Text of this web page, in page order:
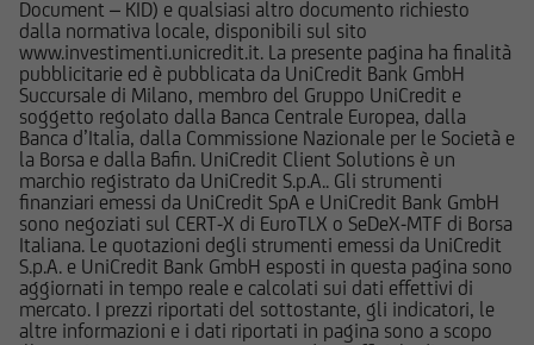
Document – KID) e qualsiasi altro documento richiesto
dalla normativa locale, disponibili sul sito
www.investimenti.unicredit.it. La presente pagina ha finalità
pubblicitarie ed è pubblicata da UniCredit Bank GmbH
Succursale di Milano, membro del Gruppo UniCredit e
soggetto regolato dalla Banca Centrale Europea, dalla
Banca d’Italia, dalla Commissione Nazionale per le Società e
la Borsa e dalla Bafin. UniCredit Client Solutions è un
marchio registrato da UniCredit S.p.A.. Gli strumenti
finanziari emessi da UniCredit SpA e UniCredit Bank GmbH
sono negoziati sul CERT-X di EuroTLX o SeDeX-MTF di Borsa
Italiana. Le quotazioni degli strumenti emessi da UniCredit
S.p.A. e UniCredit Bank GmbH esposti in questa pagina sono
aggiornati in tempo reale e calcolati sui dati effettivi di
mercato. I prezzi riportati del sottostante, gli indicatori, le
altre informazioni e i dati riportati in pagina sono a scopo
Le informazioni e i documenti pubblicati sul Sito
hanno finalità informativa, e/o
pubblicitaria/promozionale. e non sono in alcun
modo da intendersi né come consulenza, né
come ricerca in materia di investimenti; qualsiasi
prodotto, strumento, servizio di investimento
cui fa riferimento il Sito potrebbe essere non
adeguato per l'utente; prima di effettuare
qualsiasi operazione, l'utente dovrà, pertanto,
valutare, in autonomia, la rilevanza delle